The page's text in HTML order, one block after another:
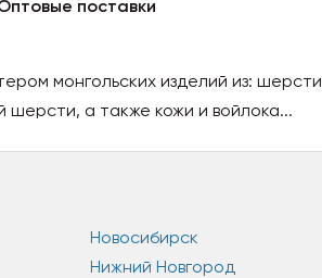
поставки
монгольских изделий из: шерсти
шерсти, а также кожи и войлока...
Новосибирск
Нижний Новгород